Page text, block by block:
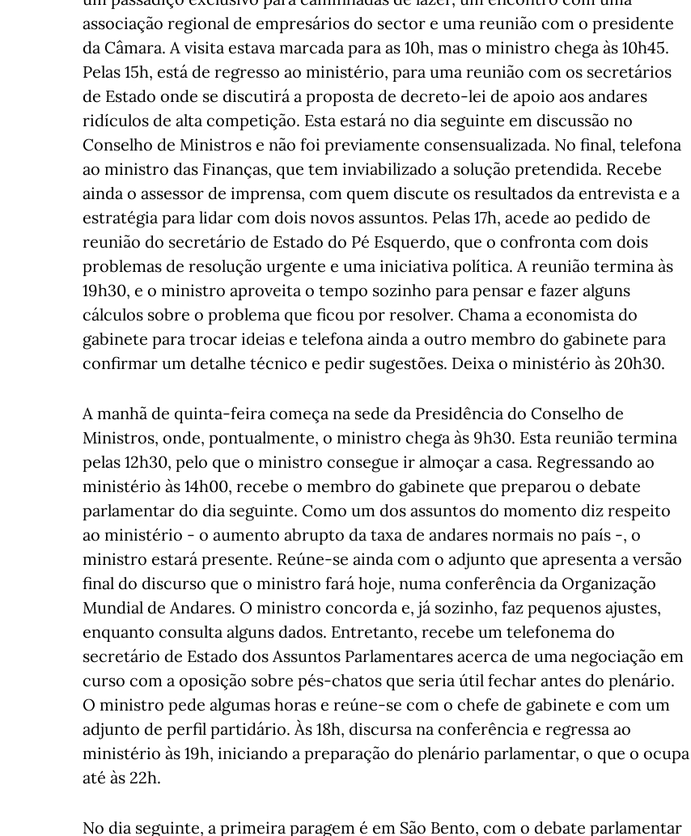
associação regional de empresários do sector e uma reunião com o presidente
da Câmara. A visita estava marcada para as 10h, mas o ministro chega às 10h45.
Pelas 15h, está de regresso ao ministério, para uma reunião com os secretários
de Estado onde se discutirá a proposta de decreto-lei de apoio aos andares
ridículos de alta competição. Esta estará no dia seguinte em discussão no
Conselho de Ministros e não foi previamente consensualizada. No final, telefona
ao ministro das Finanças, que tem inviabilizado a solução pretendida. Recebe
ainda o assessor de imprensa, com quem discute os resultados da entrevista e a
estratégia para lidar com dois novos assuntos. Pelas 17h, acede ao pedido de
reunião do secretário de Estado do Pé Esquerdo, que o confronta com dois
problemas de resolução urgente e uma iniciativa política. A reunião termina às
19h30, e o ministro aproveita o tempo sozinho para pensar e fazer alguns
cálculos sobre o problema que ficou por resolver. Chama a economista do
gabinete para trocar ideias e telefona ainda a outro membro do gabinete para
confirmar um detalhe técnico e pedir sugestões. Deixa o ministério às 20h30.
A manhã de quinta-feira começa na sede da Presidência do Conselho de
Ministros, onde, pontualmente, o ministro chega às 9h30. Esta reunião termina
pelas 12h30, pelo que o ministro consegue ir almoçar a casa. Regressando ao
ministério às 14h00, recebe o membro do gabinete que preparou o debate
parlamentar do dia seguinte. Como um dos assuntos do momento diz respeito
ao ministério - o aumento abrupto da taxa de andares normais no país -, o
ministro estará presente. Reúne-se ainda com o adjunto que apresenta a versão
final do discurso que o ministro fará hoje, numa conferência da Organização
Mundial de Andares. O ministro concorda e, já sozinho, faz pequenos ajustes,
enquanto consulta alguns dados. Entretanto, recebe um telefonema do
secretário de Estado dos Assuntos Parlamentares acerca de uma negociação em
curso com a oposição sobre pés-chatos que seria útil fechar antes do plenário.
O ministro pede algumas horas e reúne-se com o chefe de gabinete e com um
adjunto de perfil partidário. Às 18h, discursa na conferência e regressa ao
ministério às 19h, iniciando a preparação do plenário parlamentar, o que o ocupa
até às 22h.
No dia seguinte, a primeira paragem é em São Bento, com o debate parlamentar